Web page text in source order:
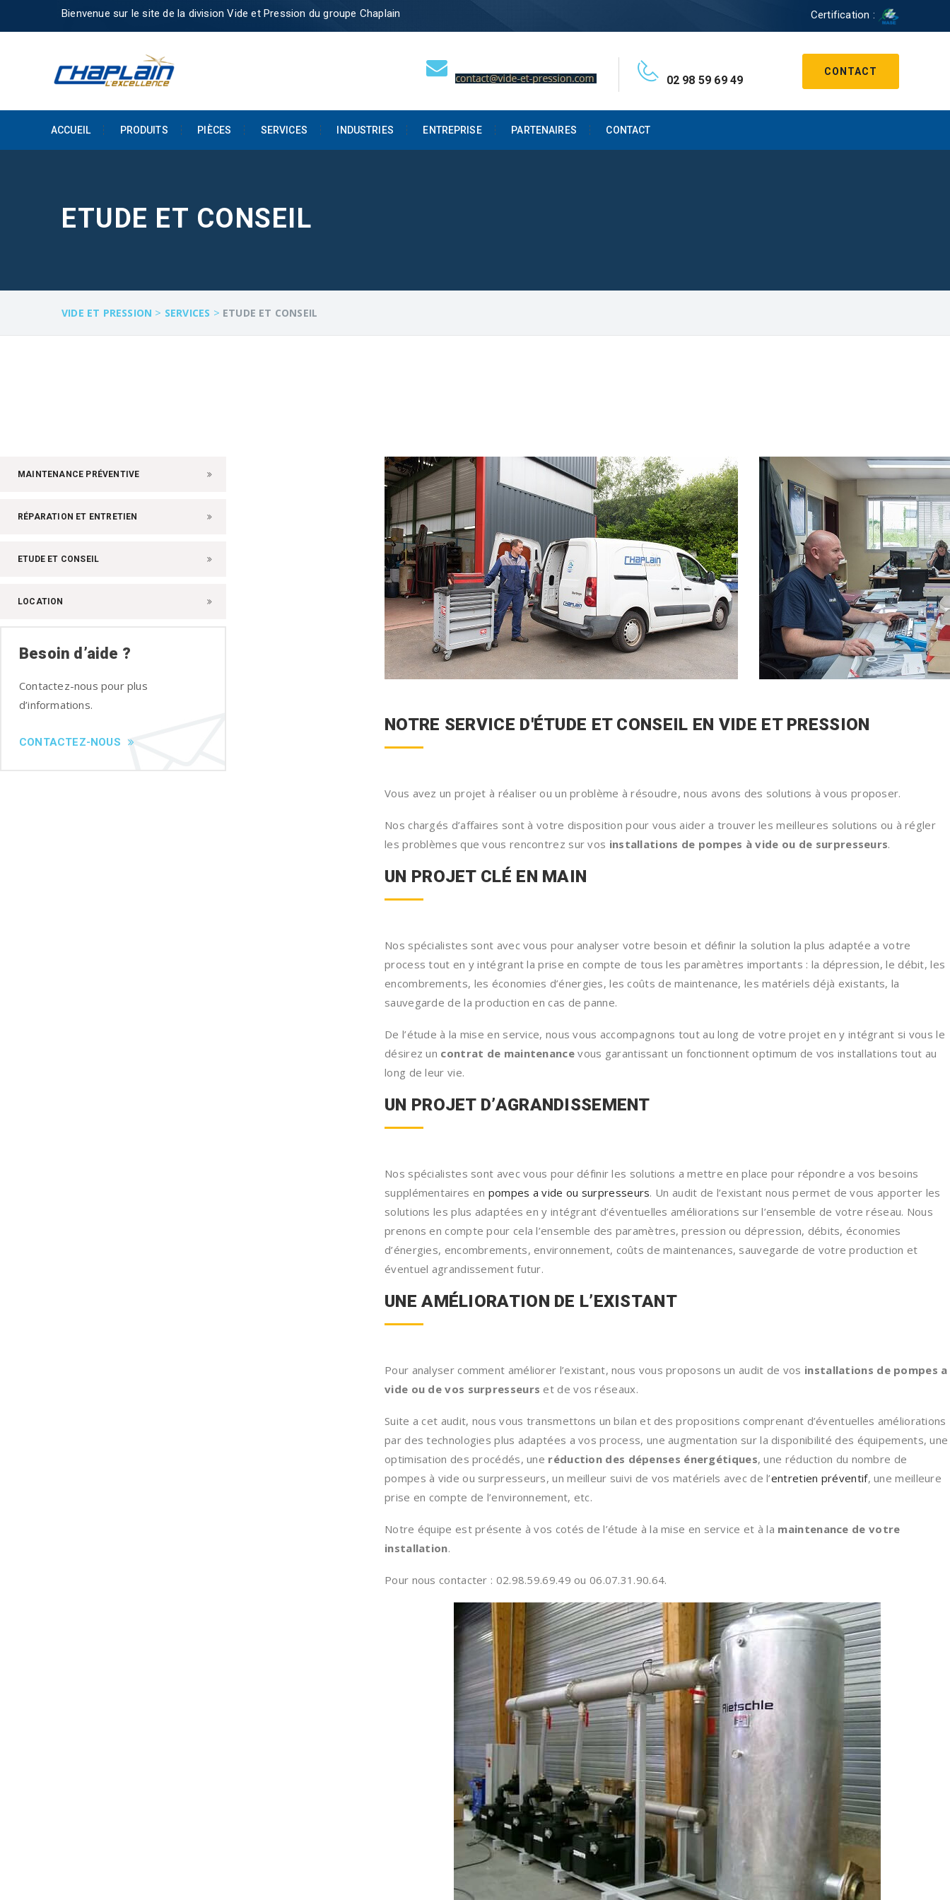
Bienvenue sur le site de la division Vide et Pression du groupe Chaplain Certification :
CONTACT
02 98 59 69 49
ACCUEIL PRODUITS PIÈCES SERVICES INDUSTRIES ENTREPRISE PARTENAIRES CONTACT
ETUDE ET CONSEIL
VIDE ET PRESSION > SERVICES > ETUDE ET CONSEIL
MAINTENANCE PRÉVENTIVE
RÉPARATION ET ENTRETIEN
ETUDE ET CONSEIL
LOCATION
Besoin d’aide ?
Contactez-nous pour plus
d’informations.
CONTACTEZ-NOUS
NOTRE SERVICE D'ÉTUDE ET CONSEIL EN VIDE ET PRESSION
Vous avez un projet à réaliser ou un problème à résoudre, nous avons des solutions à vous proposer.
Nos chargés d’affaires sont à votre disposition pour vous aider a trouver les meilleures solutions ou à régler
les problèmes que vous rencontrez sur vos installations de pompes à vide ou de surpresseurs.
UN PROJET CLÉ EN MAIN
Nos spécialistes sont avec vous pour analyser votre besoin et définir la solution la plus adaptée a votre
process tout en y intégrant la prise en compte de tous les paramètres importants : la dépression, le débit, les
encombrements, les économies d’énergies, les coûts de maintenance, les matériels déjà existants, la
sauvegarde de la production en cas de panne.
De l’étude à la mise en service, nous vous accompagnons tout au long de votre projet en y intégrant si vous le
désirez un contrat de maintenancevous garantissant un fonctionnent optimum de vos installations tout au
long de leur vie.
UN PROJET D’AGRANDISSEMENT
Nos spécialistes sont avec vous pour définir les solutions a mettre en place pour répondre a vos besoins
supplémentaires en pompes a vide ou surpresseurs. Un audit de l’existant nous permet de vous apporter les
solutions les plus adaptées en y intégrant d’éventuelles améliorations sur l’ensemble de votre réseau. Nous
prenons en compte pour cela l’ensemble des paramètres, pression ou dépression, débits, économies
d’énergies, encombrements, environnement, coûts de maintenances, sauvegarde de votre production et
éventuel agrandissement futur.
UNE AMÉLIORATION DE L’EXISTANT
Pour analyser comment améliorer l’existant, nous vous proposons un audit de vos installations de pompes a
vide ou de vos surpresseurs et de vos réseaux.
Suite a cet audit, nous vous transmettons un bilan et des propositions comprenant d’éventuelles améliorations
par des technologies plus adaptées a vos process, une augmentation sur la disponibilité des équipements, une
optimisation des procédés, une réduction des dépenses énergétiques, une réduction du nombre de
pompes à vide ou surpresseurs, un meilleur suivi de vos matériels avec de l’entretien préventif, une meilleure
prise en compte de l’environnement, etc.
Notre équipe est présente à vos cotés de l’étude à la mise en service et à la maintenance de votre
installation.
Pour nous contacter : 02.98.59.69.49 ou 06.07.31.90.64.